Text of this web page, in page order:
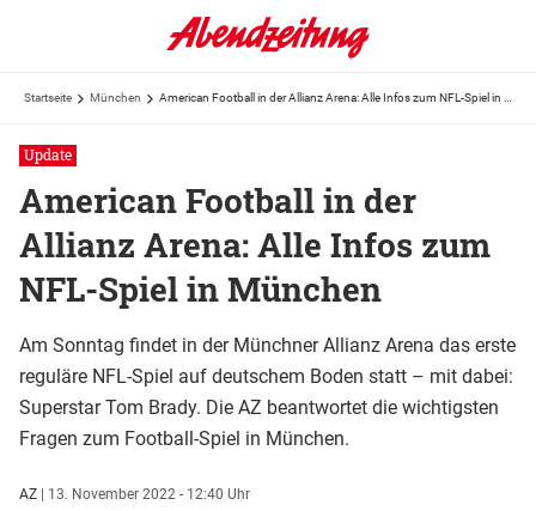
Startseite München
Update
American Football in der
Allianz Arena: Alle Infos zum
NFL-Spiel in München
Am Sonntag findet in der Münchner Allianz Arena das erste
reguläre NFL-Spiel auf deutschem Boden statt – mit dabei:
Superstar Tom Brady. Die AZ beantwortet die wichtigsten
Fragen zum Football-Spiel in München.
AZ 13. November 2022 - 12:40 Uhr